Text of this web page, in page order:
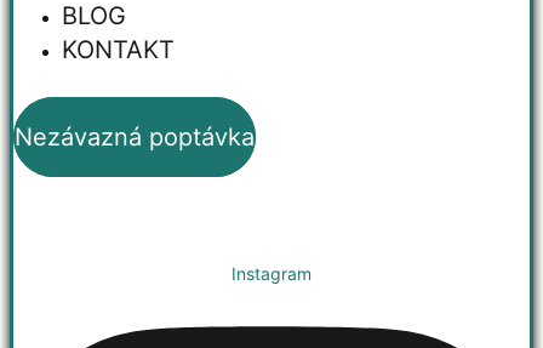
BLOG
KONTAKT
Nezávazná poptávka
Instagram